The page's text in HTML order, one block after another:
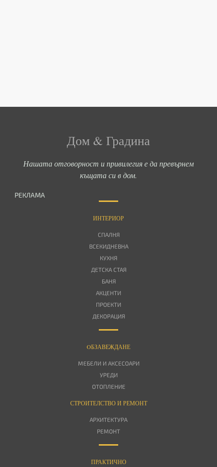
Дом & Градина
Нашата отговорност и привилегия е да превърнем
къщата си в дом.
РЕКЛАМА
ИНТЕРИОР
СПАЛНЯ
ВСЕКИДНЕВНА
КУХНЯ
ДЕТСКА СТАЯ
БАНЯ
АКЦЕНТИ
ПРОЕКТИ
ДЕКОРАЦИЯ
OБЗАВЕЖДАНЕ
МЕБЕЛИ И АКСЕСОАРИ
УРЕДИ
ОТОПЛЕНИЕ
СТРОИТЕЛСТВО И РЕМОНТ
АРХИТЕКТУРА
РЕМОНТ
ПРАКТИЧНО